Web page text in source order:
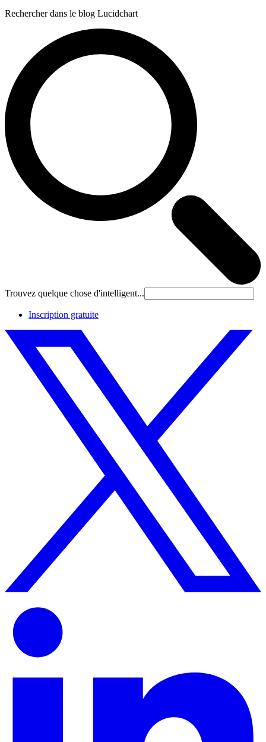
Rechercher dans le blog Lucidchart
Trouvez quelque chose d'intelligent...
Inscription gratuite